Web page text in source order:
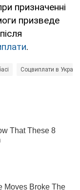
призначенні
призведе
.
Соцвиплати в Україні